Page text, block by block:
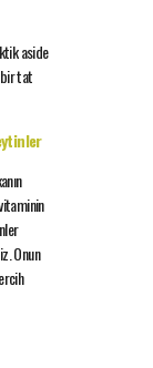
aside
tat
Onun